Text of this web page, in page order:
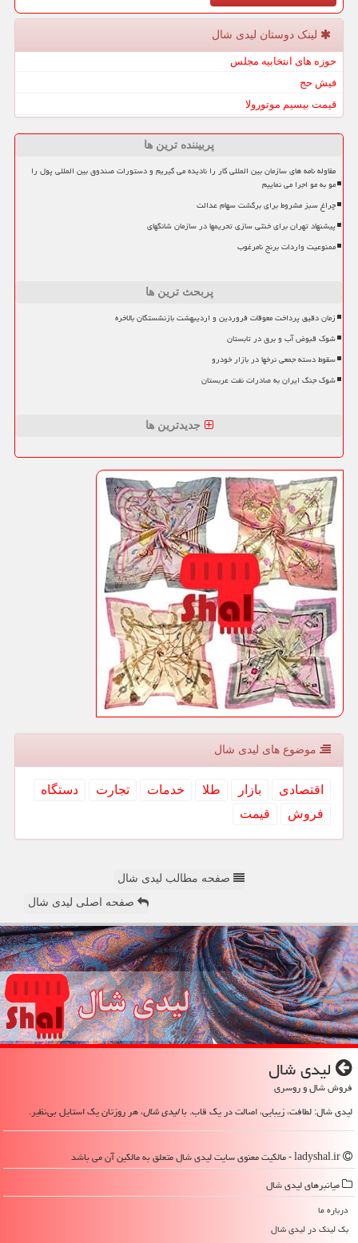
لینک دوستان لیدی شال
حوزه های انتخابیه مجلس
فیش حج
قیمت بیسیم موتورولا
پربیننده ترین ها
مقاوله نامه های سازمان بین المللی کار را نادیده می گیریم و دستورات صندوق بین المللی پول را
مو به مو اجرا می نماییم
چراغ سبز مشروط برای برگشت سهام عدالت
پیشنهاد تهران برای خنثی سازی تحریمها در سازمان شانگهای
ممنوعیت واردات برنج نامرغوب
پربحث ترین ها
زمان دقیق پرداخت معوقات فروردین و اردیبهشت بازنشستگان بالاخره
شوک قبوض آب و برق در تابستان
سقوط دسته جمعی نرخها در بازار خودرو
شوک جنگ ایران به صادرات نفت عربستان
جدیدترین ها
موضوع های لیدی شال
اقتصادی بازار طلا خدمات تجارت
دستگاه
فروش
قیمت
صفحه مطالب لیدی شال
صفحه اصلی لیدی شال
لیدی شال
فروش شال و روسری
لیدی شال: لطافت، زیبایی، اصالت در یک قاب. بالیدی شال، هر روزتان یک استایل بی‌نظیر.
میانبرهای لیدی شال
درباره ما
بک لینک در لیدی شال